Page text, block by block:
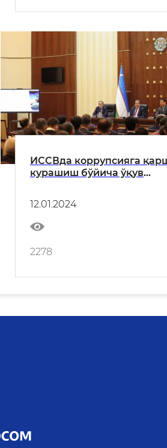
ИССВда коррупсияга
курашиш бўйича ўқув
12.01.2024
2278